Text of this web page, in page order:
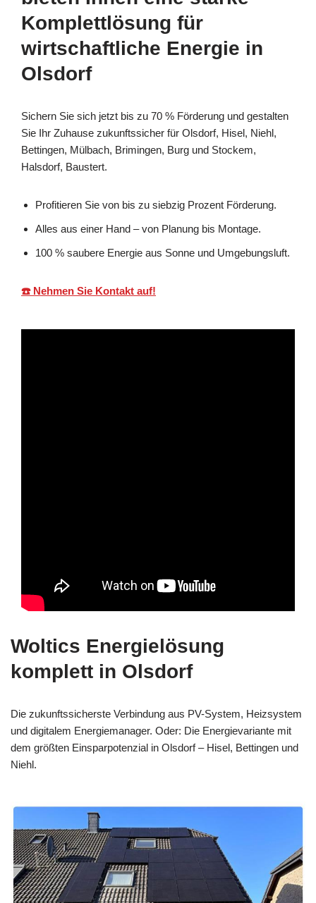
Komplettlösung für
wirtschaftliche Energie in
Olsdorf
Sichern Sie sich jetzt bis zu 70 % Förderung und gestalten
Sie Ihr Zuhause zukunftssicher für Olsdorf, Hisel, Niehl,
Bettingen, Mülbach, Brimingen, Burg und Stockem,
Halsdorf, Baustert.
Profitieren Sie von bis zu siebzig Prozent Förderung.
Alles aus einer Hand – von Planung bis Montage.
100 % saubere Energie aus Sonne und Umgebungsluft.
☎️ Nehmen Sie Kontakt auf!
Woltics Energielösung
komplett in Olsdorf
Die zukunftssicherste Verbindung aus PV-System, Heizsystem
und digitalem Energiemanager. Oder: Die Energievariante mit
dem größten Einsparpotenzial in Olsdorf – Hisel, Bettingen und
Niehl.